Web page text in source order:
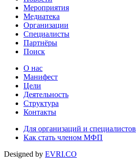
Мероприятия
Медиатека
Организации
Специалисты
Партнёры
Поиск
О нас
Манифест
Цели
Деятельность
Структура
Контакты
Для организаций и специалистов
Как стать членом МФП
Designed by EVRI.CO